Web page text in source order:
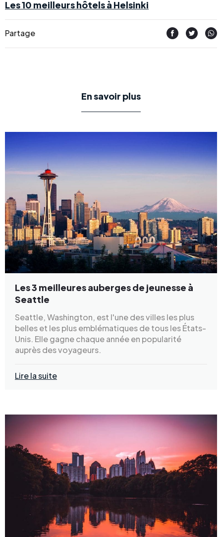
Les 10 meilleurs hôtels à Helsinki
Partage
En savoir plus
Les 3 meilleures auberges de jeunesse à
Seattle
Seattle, Washington, est l'une des villes les plus
belles et les plus emblématiques de tous les États-
Unis. Elle gagne chaque année en popularité
auprès des voyageurs.
Lire la suite